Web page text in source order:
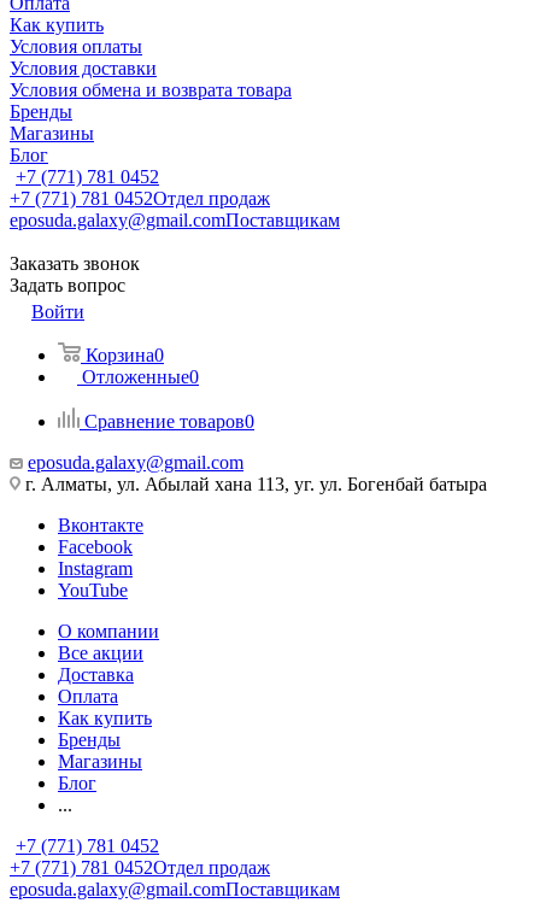
Как купить
Условия оплаты
Условия доставки
Условия обмена и возврата товара
Бренды
Магазины
Блог
+7 (771) 781 0452
+7 (771) 781 0452Отдел продаж
eposuda.galaxy@gmail.comПоставщикам
Заказать звонок
Задать вопрос
Войти
Корзина0
Отложенные0
Сравнение товаров0
eposuda.galaxy@gmail.com
г. Алматы, ул. Абылай хана 113, уг. ул. Богенбай батыра
Вконтакте
Facebook
Instagram
YouTube
О компании
Все акции
Доставка
Оплата
Как купить
Бренды
Магазины
Блог
...
+7 (771) 781 0452
+7 (771) 781 0452Отдел продаж
eposuda.galaxy@gmail.comПоставщикам